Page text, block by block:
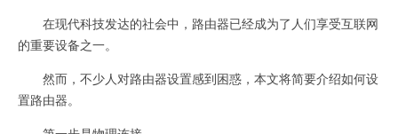
在现代科技发达的社会中，路由器已经成为了人们享受互联网
的重要设备之一。
然而，不少人对路由器设置感到困惑，本文将简要介绍如何设
置路由器。